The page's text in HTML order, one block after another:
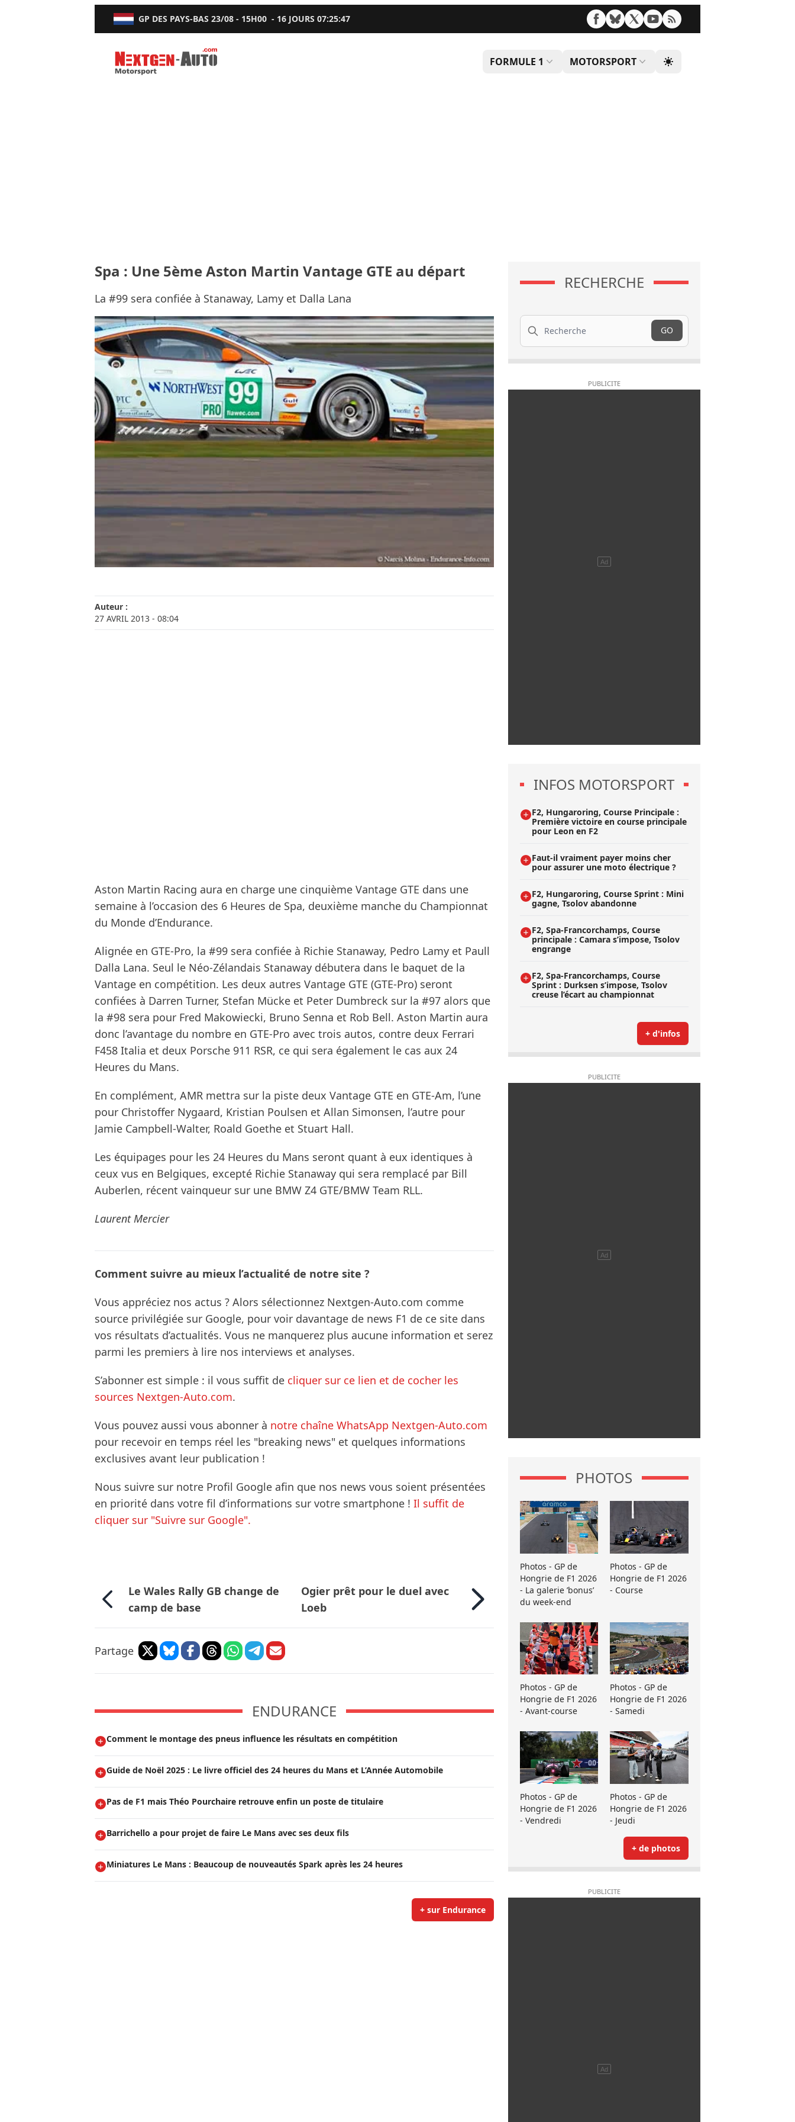
GP DES PAYS-BAS 23/08 - 15H00 - 16 JOURS07:25:46
Nextgen-Auto.com
FORMULE 1 MOTORSPORT
Spa : Une 5ème Aston Martin Vantage GTE au départ
La #99 sera confiée à Stanaway, Lamy et Dalla Lana
Auteur :
27 AVRIL 2013 - 08:04
Aston Martin Racing aura en charge une cinquième Vantage GTE dans une
semaine à l’occasion des 6 Heures de Spa, deuxième manche du Championnat
du Monde d’Endurance.
Alignée en GTE-Pro, la #99 sera confiée à Richie Stanaway, Pedro Lamy et Paull
Dalla Lana. Seul le Néo-Zélandais Stanaway débutera dans le baquet de la
Vantage en compétition. Les deux autres Vantage GTE (GTE-Pro) seront
confiées à Darren Turner, Stefan Mücke et Peter Dumbreck sur la #97 alors que
la #98 sera pour Fred Makowiecki, Bruno Senna et Rob Bell. Aston Martin aura
donc l’avantage du nombre en GTE-Pro avec trois autos, contre deux Ferrari
F458 Italia et deux Porsche 911 RSR, ce qui sera également le cas aux 24
Heures du Mans.
En complément, AMR mettra sur la piste deux Vantage GTE en GTE-Am, l’une
pour Christoffer Nygaard, Kristian Poulsen et Allan Simonsen, l’autre pour
Jamie Campbell-Walter, Roald Goethe et Stuart Hall.
Les équipages pour les 24 Heures du Mans seront quant à eux identiques à
ceux vus en Belgiques, excepté Richie Stanaway qui sera remplacé par Bill
Auberlen, récent vainqueur sur une BMW Z4 GTE/BMW Team RLL.
Laurent Mercier
Comment suivre au mieux l’actualité de notre site ?
Vous appréciez nos actus ? Alors sélectionnez Nextgen-Auto.com comme
source privilégiée sur Google, pour voir davantage de news F1 de ce site dans
vos résultats d’actualités. Vous ne manquerez plus aucune information et serez
parmi les premiers à lire nos interviews et analyses.
S’abonner est simple : il vous suffit de cliquer sur ce lien et de cocher les
sources Nextgen-Auto.com.
Vous pouvez aussi vous abonner à notre chaîne WhatsApp Nextgen-Auto.com
pour recevoir en temps réel les "breaking news" et quelques informations
exclusives avant leur publication !
Nous suivre sur notre Profil Google afin que nos news vous soient présentées
en priorité dans votre fil d’informations sur votre smartphone ! Il suffit de
cliquer sur "Suivre sur Google".
Le Wales Rally GB change de
camp de base
Ogier prêt pour le duel avec
Loeb
Partage
ENDURANCE
Comment le montage des pneus influence les résultats en compétition
Guide de Noël 2025 : Le livre officiel des 24 heures du Mans et L’Année Automobile
Pas de F1 mais Théo Pourchaire retrouve enfin un poste de titulaire
Barrichello a pour projet de faire Le Mans avec ses deux fils
Miniatures Le Mans : Beaucoup de nouveautés Spark après les 24 heures
+ sur Endurance
RECHERCHE
Recherche
GO
INFOS MOTORSPORT
F2, Hungaroring, Course Principale :
Première victoire en course principale
pour Leon en F2
Faut-il vraiment payer moins cher
pour assurer une moto électrique ?
F2, Hungaroring, Course Sprint : Mini
gagne, Tsolov abandonne
F2, Spa-Francorchamps, Course
principale : Camara s’impose, Tsolov
engrange
F2, Spa-Francorchamps, Course
Sprint : Durksen s’impose, Tsolov
creuse l’écart au championnat
+ d'infos
PHOTOS
Photos - GP de
Hongrie de F1 2026
- La galerie ’bonus’
du week-end
Photos - GP de
Hongrie de F1 2026
- Course
Photos - GP de
Hongrie de F1 2026
- Avant-course
Photos - GP de
Hongrie de F1 2026
- Samedi
Photos - GP de
Hongrie de F1 2026
- Vendredi
Photos - GP de
Hongrie de F1 2026
- Jeudi
+ de photos